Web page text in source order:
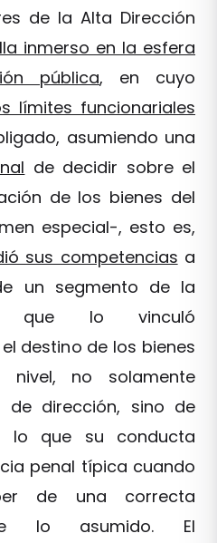
de la Alta Dirección
inmerso en la esfera
pública, en cuyo
límites funcionariales
asumiendo una
de decidir sobre el
de los bienes del
especial-, esto es,
sus competencias a
un segmento de la
que lo vinculó
destino de los bienes
nivel, no solamente
de dirección, sino de
lo que su conducta
penal típica cuando
de una correcta
lo asumido. El